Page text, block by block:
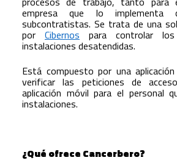
empresa que lo implementa
subcontratistas. Se trata de una
por Cibernos para controlar
instalaciones desatendidas.
Está compuesto por una
verificar las peticiones de
aplicación móvil para el personal
instalaciones.
¿Qué ofrece Cancerbero?